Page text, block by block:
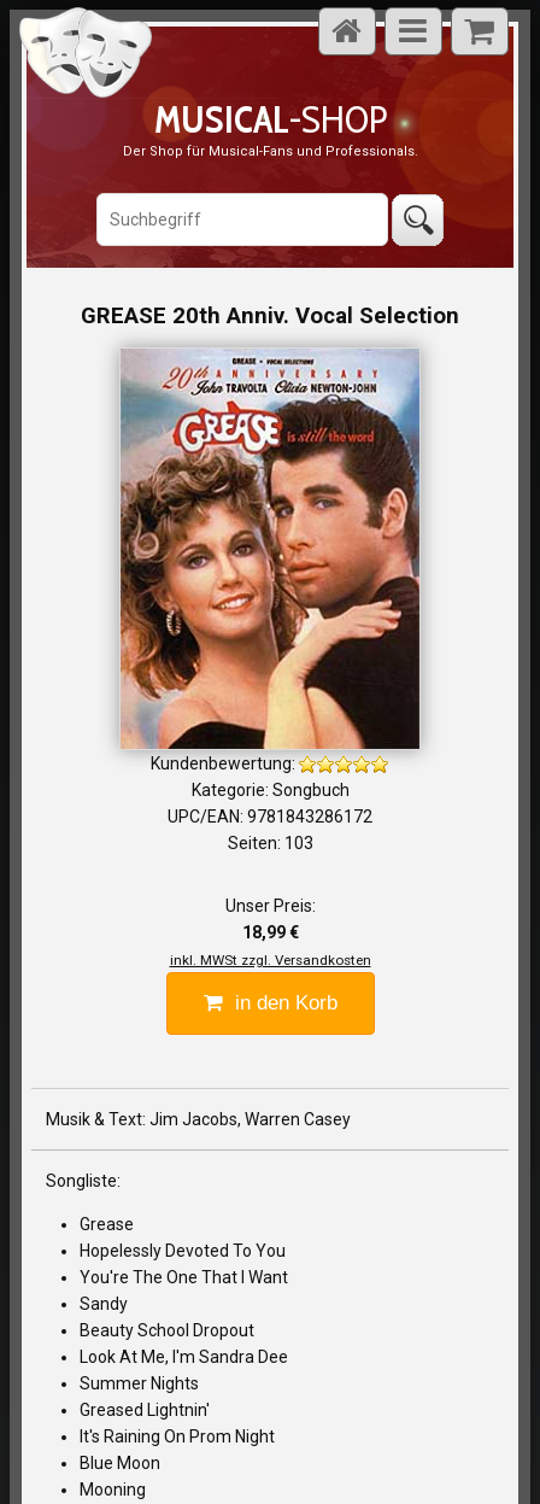
MUSICAL-SHOP
Der Shop für Musical-Fans und Professionals.
GREASE 20th Anniv. Vocal Selection
Kundenbewertung:
Kategorie: Songbuch
UPC/EAN: 9781843286172
Seiten: 103
Unser Preis:
18,99 €
inkl. MWSt zzgl. Versandkosten
in den Korb
Musik & Text: Jim Jacobs, Warren Casey
Songliste:
Grease
Hopelessly Devoted To You
You're The One That I Want
Sandy
Beauty School Dropout
Look At Me, I'm Sandra Dee
Summer Nights
Greased Lightnin'
It's Raining On Prom Night
Blue Moon
Mooning